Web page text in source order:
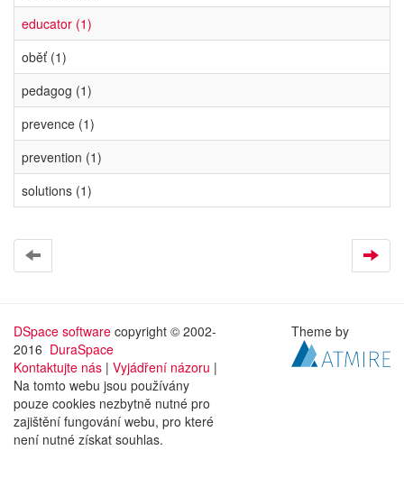
educator (1)
oběť (1)
pedagog (1)
prevence (1)
prevention (1)
solutions (1)
DSpace software copyright © 2002-
2016 DuraSpace
Kontaktujte nás | Vyjádření názoru |
Na tomto webu jsou používány
pouze cookies nezbytně nutné pro
zajištění fungování webu, pro které
není nutné získat souhlas.
Theme by